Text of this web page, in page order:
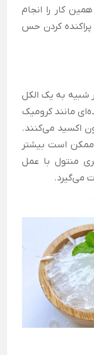
کار را انجام
کردن حس
شبیه به یک الکل
مانند کرومیک
اکسید می‌کنند.
ممکن است بیشتر
منتول با عمل